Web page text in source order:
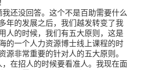
还没回答。这个不是百助需要什么
年的发展之后，我们越发转变了我
人的时候，我们有五大原则，这是
的一个人力资源博士线上课程的时
源非常重要的针对人的五大原则。
在招人的时候要看准人。我现在面